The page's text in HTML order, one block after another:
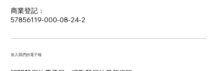
​商業登記：
57856119-000-08-24-2
加入我們的電子報